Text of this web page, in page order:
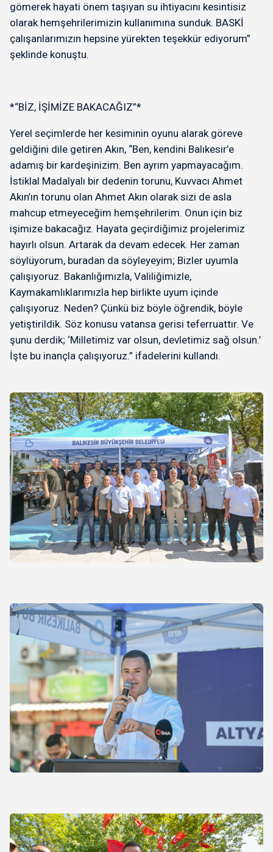
gömerek hayati önem taşıyan su ihtiyacını kesintisiz
olarak hemşehrilerimizin kullanımına sunduk. BASKİ
çalışanlarımızın hepsine yürekten teşekkür ediyorum”
şeklinde konuştu.
*“BİZ, İŞİMİZE BAKACAĞIZ”*
Yerel seçimlerde her kesiminin oyunu alarak göreve
geldiğini dile getiren Akın, “Ben, kendini Balıkesir’e
adamış bir kardeşinizim. Ben ayrım yapmayacağım.
İstiklal Madalyalı bir dedenin torunu, Kuvvacı Ahmet
Akın’ın torunu olan Ahmet Akın olarak sizi de asla
mahcup etmeyeceğim hemşehrilerim. Onun için biz
işimize bakacağız. Hayata geçirdiğimiz projelerimiz
hayırlı olsun. Artarak da devam edecek. Her zaman
söylüyorum, buradan da söyleyeyim; Bizler uyumla
çalışıyoruz. Bakanlığımızla, Valiliğimizle,
Kaymakamlıklarımızla hep birlikte uyum içinde
çalışıyoruz. Neden? Çünkü biz böyle öğrendik, böyle
yetiştirildik. Söz konusu vatansa gerisi teferruattır. Ve
şunu derdik; ‘Milletimiz var olsun, devletimiz sağ olsun.’
İşte bu inançla çalışıyoruz.” ifadelerini kullandı.